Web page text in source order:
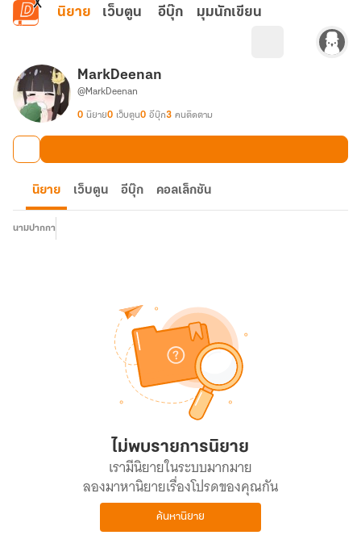
ข้ามไปยังเนื้อหาหลัก
นิยาย เว็บตูน อีบุ๊ก มุมนักเขียน
MarkDeenan
@MarkDeenan
0 นิยาย0 เว็บตูน0 อีบุ๊ก3 คนติดตาม
นิยาย เว็บตูน อีบุ๊ก คอลเล็กชัน
นามปากกา
ไม่พบรายการนิยาย
เรามีนิยายในระบบมากมาย
ลองมาหานิยายเรื่องโปรดของคุณกัน
ค้นหานิยาย